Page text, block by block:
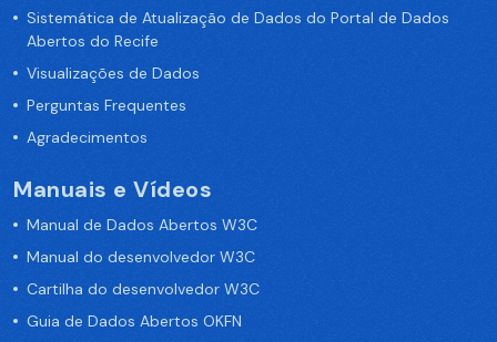
Sistemática de Atualização de Dados do Portal de Dados
Abertos do Recife
Visualizações de Dados
Perguntas Frequentes
Agradecimentos
Manuais e Vídeos
Manual de Dados Abertos W3C
Manual do desenvolvedor W3C
Cartilha do desenvolvedor W3C
Guia de Dados Abertos OKFN